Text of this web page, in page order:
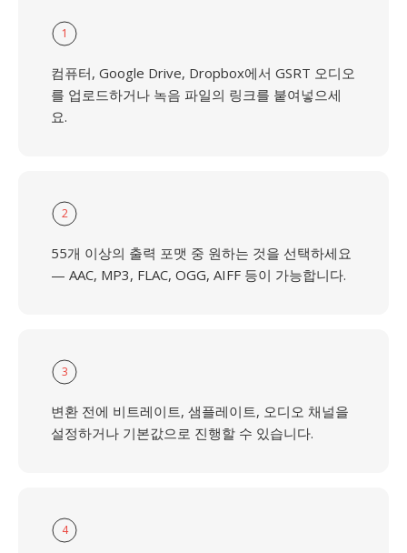
1
컴퓨터, Google Drive, Dropbox에서 GSRT 오디오
를 업로드하거나 녹음 파일의 링크를 붙여넣으세
요.
2
55개 이상의 출력 포맷 중 원하는 것을 선택하세요
— AAC, MP3, FLAC, OGG, AIFF 등이 가능합니다.
3
변환 전에 비트레이트, 샘플레이트, 오디오 채널을
설정하거나 기본값으로 진행할 수 있습니다.
4